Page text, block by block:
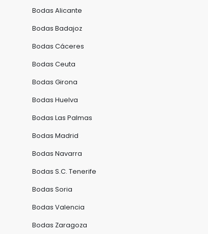
Bodas Alicante
Bodas Badajoz
Bodas Cáceres
Bodas Ceuta
Bodas Girona
Bodas Huelva
Bodas Las Palmas
Bodas Madrid
Bodas Navarra
Bodas S.C. Tenerife
Bodas Soria
Bodas Valencia
Bodas Zaragoza